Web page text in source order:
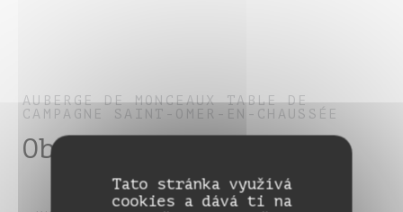
Tato stránka využívá
cookies a dává ti na
AUBERGE DE MONCEAUXTABLE DE
CAMPAGNE SAINT-OMER-EN-CHAUSSÉE
Obecné informace